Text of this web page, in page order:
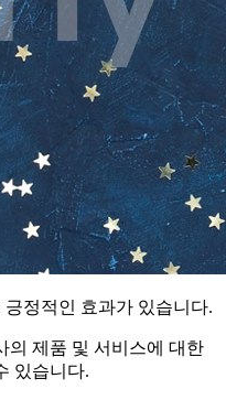
정적인 효과가 있습니다.
의 제품 및 서비스에 대한
있습니다.